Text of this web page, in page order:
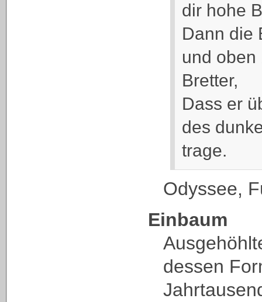
dir hohe
Dann die
und oben
Bretter,
Dass er
des
trage.
Odyssee,
Einbaum
dessen